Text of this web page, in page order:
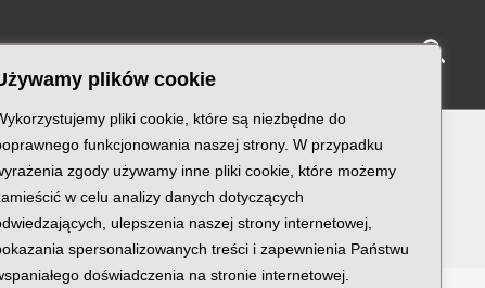
plików cookie
pliki cookie, które są niezbędne do
funkcjonowania naszej strony. W przypadku
zgody używamy inne pliki cookie, które możemy
w celu analizy danych dotyczących
ulepszenia naszej strony internetowej,
spersonalizowanych treści i zapewnienia Państwu
doświadczenia na stronie internetowej.
KATYŃSKIE